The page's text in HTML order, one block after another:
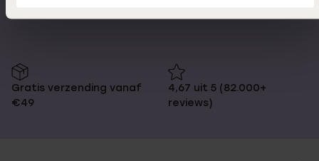
Gratis verzending vanaf
€49
4,67 uit 5 (82.000+
reviews)